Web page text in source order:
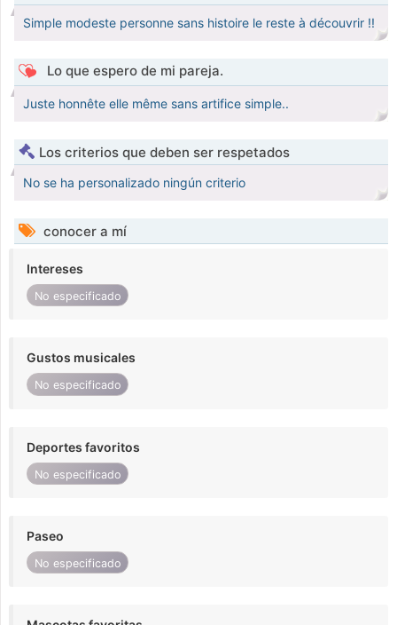
Simple modeste personne sans histoire le reste à découvrir !!
Lo que espero de mi pareja.
Juste honnête elle même sans artifice simple..
Los criterios que deben ser respetados
No se ha personalizado ningún criterio
conocer a mí
Intereses
No especificado
Gustos musicales
No especificado
Deportes favoritos
No especificado
Paseo
No especificado